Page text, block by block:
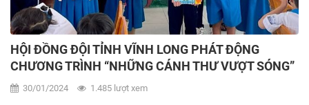
HỘI ĐỒNG ĐỘI TỈNH VĨNH LONG PHÁT ĐỘNG
CHƯƠNG TRÌNH “NHỮNG CÁNH THƯ VƯỢT SÓNG”
NĂM 2024
30/01/2024 1.485 lượt xem